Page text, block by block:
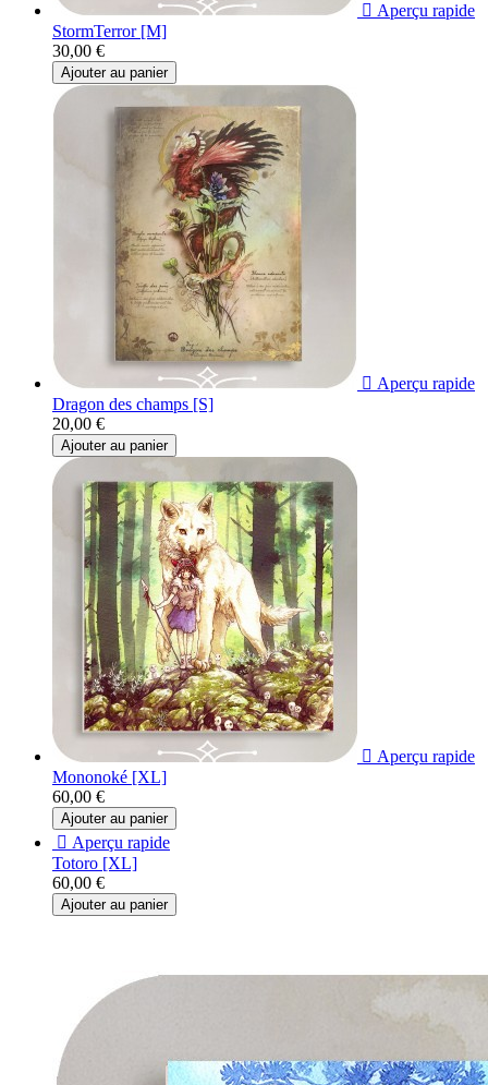
 Aperçu rapide
StormTerror [M]
30,00 €
Ajouter au panier
 Aperçu rapide
Dragon des champs [S]
20,00 €
Ajouter au panier
 Aperçu rapide
Mononoké [XL]
60,00 €
Ajouter au panier
 Aperçu rapide
Totoro [XL]
60,00 €
Ajouter au panier